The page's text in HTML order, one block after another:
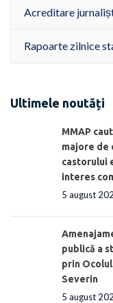
Acreditare
Rapoarte zilnice
Ultimele noutăți
MMAP
majore de
castorului
interes
5 august
publică a
prin
Severin
5 august